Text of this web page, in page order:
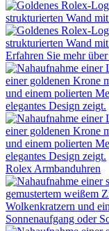
Erfahren Sie mehr über
Rolex Armbanduhren